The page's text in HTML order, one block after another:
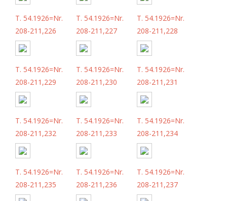
T. 54.1926=Nr.
208-211,226
T. 54.1926=Nr.
208-211,227
T. 54.1926=Nr.
208-211,228
T. 54.1926=Nr.
208-211,229
T. 54.1926=Nr.
208-211,230
T. 54.1926=Nr.
208-211,231
T. 54.1926=Nr.
208-211,232
T. 54.1926=Nr.
208-211,233
T. 54.1926=Nr.
208-211,234
T. 54.1926=Nr.
208-211,235
T. 54.1926=Nr.
208-211,236
T. 54.1926=Nr.
208-211,237